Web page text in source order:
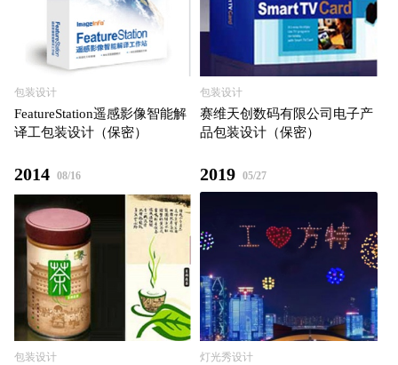
包装设计
FeatureStation遥感影像智能解
译工包装设计（保密）
包装设计
赛维天创数码有限公司电⼦产
品包装设计（保密）
2014 08/16
包装设计
2019 05/27
灯光秀设计